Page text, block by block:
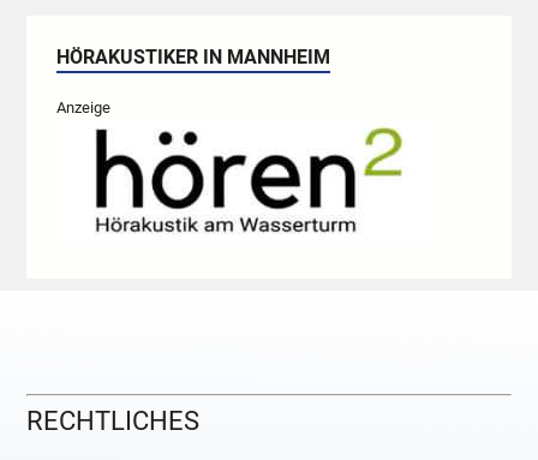
HÖRAKUSTIKER IN MANNHEIM
Anzeige
RECHTLICHES